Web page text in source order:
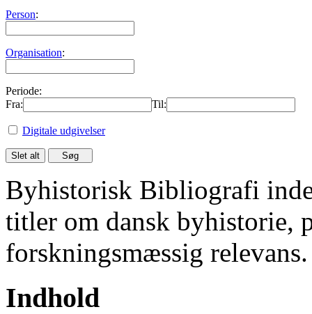
Person:
Organisation:
Periode:
Fra:
Til:
Digitale udgivelser
Byhistorisk Bibliografi
titler om dansk byhistorie,
forskningsmæssig relevans.
Indhold